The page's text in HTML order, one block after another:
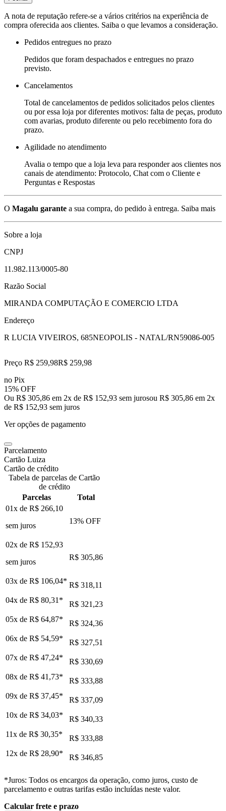
A nota de reputação refere-se a vários critérios na experiência de
compra oferecida aos clientes. Saiba o que levamos a consideração.
Pedidos entregues no prazo
Pedidos que foram despachados e entregues no prazo
previsto.
Cancelamentos
Total de cancelamentos de pedidos solicitados pelos clientes
ou por essa loja por diferentes motivos: falta de peças, produto
com avarias, produto diferente ou pelo recebimento fora do
prazo.
Agilidade no atendimento
Avalia o tempo que a loja leva para responder aos clientes nos
canais de atendimento: Protocolo, Chat com o Cliente e
Perguntas e Respostas
O Magalu garante a sua compra, do pedido à entrega. Saiba mais
Sobre a loja
CNPJ
11.982.113/0005-80
Razão Social
MIRANDA COMPUTAÇÃO E COMERCIO LTDA
Endereço
R LUCIA VIVEIROS, 685NEOPOLIS - NATAL/RN59086-005
Preço R$ 259,98R$ 259,98
no Pix
15% OFF
Ou R$ 305,86 em 2x de R$ 152,93 sem jurosou R$ 305,86 em 2x
de R$ 152,93 sem juros
Ver opções de pagamento
Parcelamento
Cartão Luiza
Cartão de crédito
Tabela de parcelas de Cartão
de crédito
Parcelas
Total
01x de R$ 266,10
sem juros
13% OFF
02x de R$ 152,93
sem juros
R$ 305,86
03x de R$ 106,04* R$ 318,11
04x de R$ 80,31 *
R$ 321,23
05x de R$ 64,87*
R$ 324,36
06x de R$ 54,59*
R$ 327,51
07x de R$ 47,24*
R$ 330,69
08x de R$ 41,73*
R$ 333,88
09x de R$ 37,45*
R$ 337,09
10x de R$ 34,03*
R$ 340,33
11x de R$ 30,35*
R$ 333,88
12x de R$ 28,90* R$ 346,85
*Juros: Todos os encargos da operação, como juros, custo de
parcelamento e outras tarifas estão incluídas neste valor.
Calcular frete e prazo